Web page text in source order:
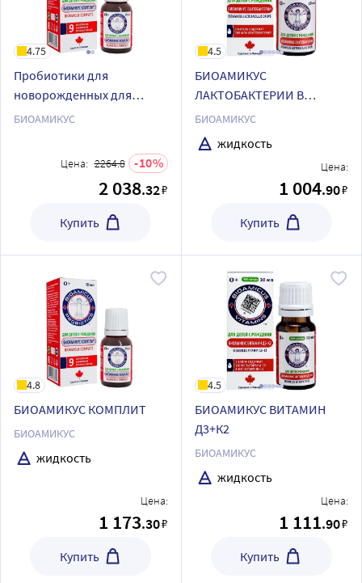
4.75
Пробиотики для
новорожденных для
отличного пищеварения и
БИОАМИКУС
Цена: 2264.8 10
2 038.32₽
Купить
4.5
БИОАМИКУС
ЛАКТОБАКТЕРИИ В
КАПЛЯХ
БИОАМИКУС
жидкость
Цена:
1 004.90₽
Купить
4.8
БИОАМИКУС КОМПЛИТ
БИОАМИКУС
жидкость
Цена:
1 173.30₽
Купить
4.5
БИОАМИКУС ВИТАМИН
Д3+К2
БИОАМИКУС
жидкость
Цена:
1 111.90₽
Купить